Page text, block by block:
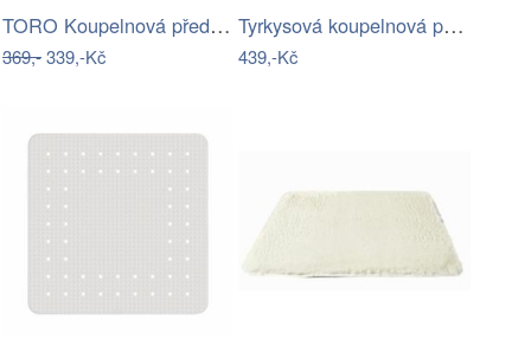
TORO Koupelnová předložka 50x80 modrá
369,-339,-Kč
Tyrkysová koupelnová předložka 45x75 cm…
439,-Kč